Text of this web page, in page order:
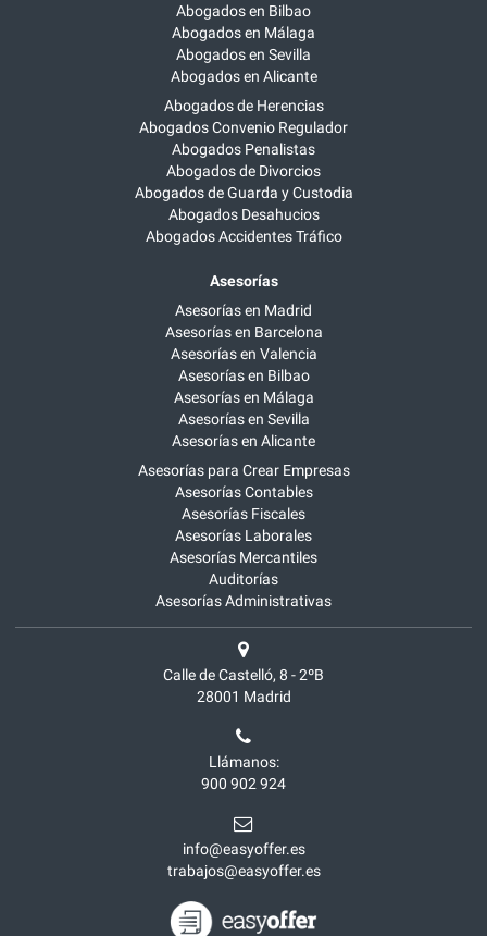
Abogados en Bilbao
Abogados en Málaga
Abogados en Sevilla
Abogados en Alicante
Abogados de Herencias
Abogados Convenio Regulador
Abogados Penalistas
Abogados de Divorcios
Abogados de Guarda y Custodia
Abogados Desahucios
Abogados Accidentes Tráfico
Asesorías
Asesorías en Madrid
Asesorías en Barcelona
Asesorías en Valencia
Asesorías en Bilbao
Asesorías en Málaga
Asesorías en Sevilla
Asesorías en Alicante
Asesorías para Crear Empresas
Asesorías Contables
Asesorías Fiscales
Asesorías Laborales
Asesorías Mercantiles
Auditorías
Asesorías Administrativas
Calle de Castelló, 8 - 2ºB
28001 Madrid
Llámanos:
900 902 924
info@easyoffer.es
trabajos@easyoffer.es